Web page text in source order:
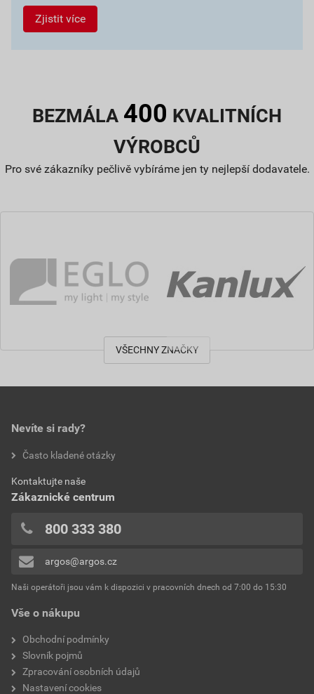
Zjistit více
BEZMÁLA 400 KVALITNÍCH
VÝROBCŮ
Pro své zákazníky pečlivě vybíráme jen ty nejlepší dodavatele.
VŠECHNY ZNAČKY
Vše o nákupu
Obchodní podmínky
Slovník pojmů
Zpracování osobních údajů
Nastavení cookies
Nevíte si rady?
Často kladené otázky
Kontaktujte naše
Zákaznické centrum
800 333 380
argos@argos.cz
Naši operátoři jsou vám k dispozici v pracovních dnech od 7:00 do 15:30